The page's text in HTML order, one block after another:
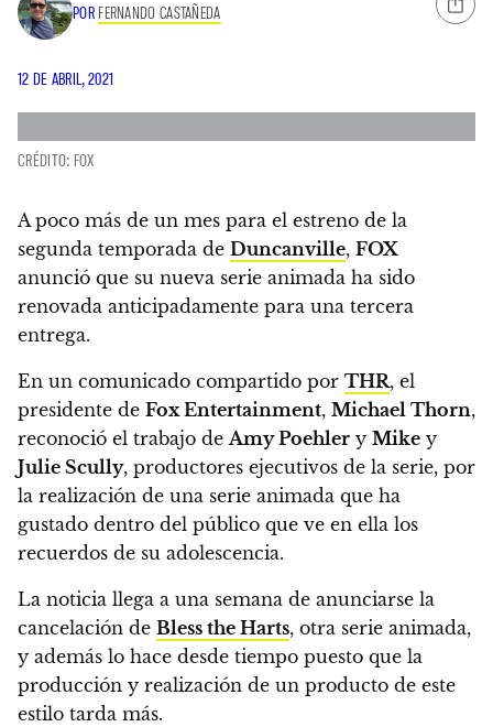
POR FERNANDO CASTAÑEDA
12 DE ABRIL, 2021
CRÉDITO: FOX
A poco más de un mes para el estreno de la
segunda temporada de Duncanville, FOX
anunció que su nueva serie animada ha sido
renovada anticipadamente para una tercera
entrega.
En un comunicado compartido por THR, el
presidente de Fox Entertainment, Michael Thorn,
reconoció el trabajo de Amy Poehler y Mike y
Julie Scully, productores ejecutivos de la serie, por
la realización de una serie animada que ha
gustado dentro del público que ve en ella los
recuerdos de su adolescencia.
La noticia llega a una semana de anunciarse la
cancelación de Bless the Harts, otra serie animada,
y además lo hace desde tiempo puesto que la
producción y realización de un producto de este
estilo tarda más.